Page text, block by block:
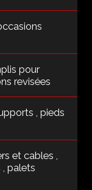
pour
revisées
, pieds
et cables ,
palets